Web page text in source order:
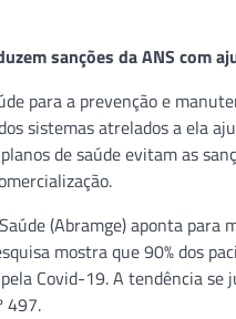
sanções da ANS com
para a prevenção e
sistemas atrelados a ela
de saúde evitam as
(Abramge) aponta
mostra que 90% dos
Covid-19. A tendência
497.